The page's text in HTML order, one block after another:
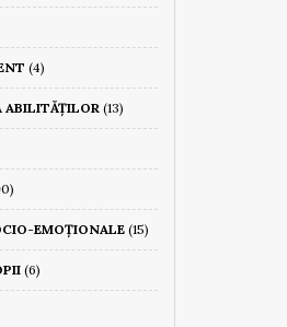
(4)
ABILITĂȚILOR(13)
EMOȚIONALE(15)
(6)